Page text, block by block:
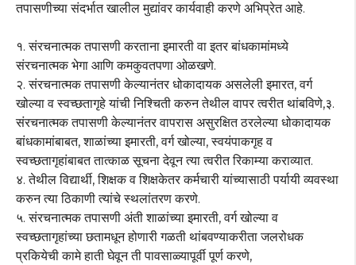
तपासणीच्या संदर्भात खालील मुद्यांवर कार्यवाही करणे अभिप्रेत आहे.
१. संरचनात्मक तपासणी करताना इमारती वा इतर बांधकामांमध्ये
संरचनात्मक भेगा आणि कमकुवतपणा ओळखणे.
२. संरचनात्मक तपासणी केल्यानंतर धोकादायक असलेली इमारत, वर्ग
खोल्या व स्वच्छतागृहे यांची निश्चिती करुन तेथील वापर त्वरीत थांबविणे,३.
संरचनात्मक तपासणी केल्यानंतर वापरास असुरक्षित ठरलेल्या धोकादायक
बांधकामांबाबत, शाळांच्या इमारती, वर्ग खोल्या, स्वयंपाकगृह व
स्वच्छतागृहांबाबत तात्काळ सूचना देवून त्या त्वरीत रिकाम्या कराव्यात.
४. तेथील विद्यार्थी, शिक्षक व शिक्षकेतर कर्मचारी यांच्यासाठी पर्यायी व्यवस्था
करुन त्या ठिकाणी त्यांचे स्थलांतरण करणे.
५. संरचनात्मक तपासणी अंती शाळांच्या इमारती, वर्ग खोल्या व
स्वच्छतागृहांच्या छतामधून होणारी गळती थांबवण्याकरीता जलरोधक
प्रकियेची कामे हाती घेवून ती पावसाळ्यापूर्वी पूर्ण करणे,